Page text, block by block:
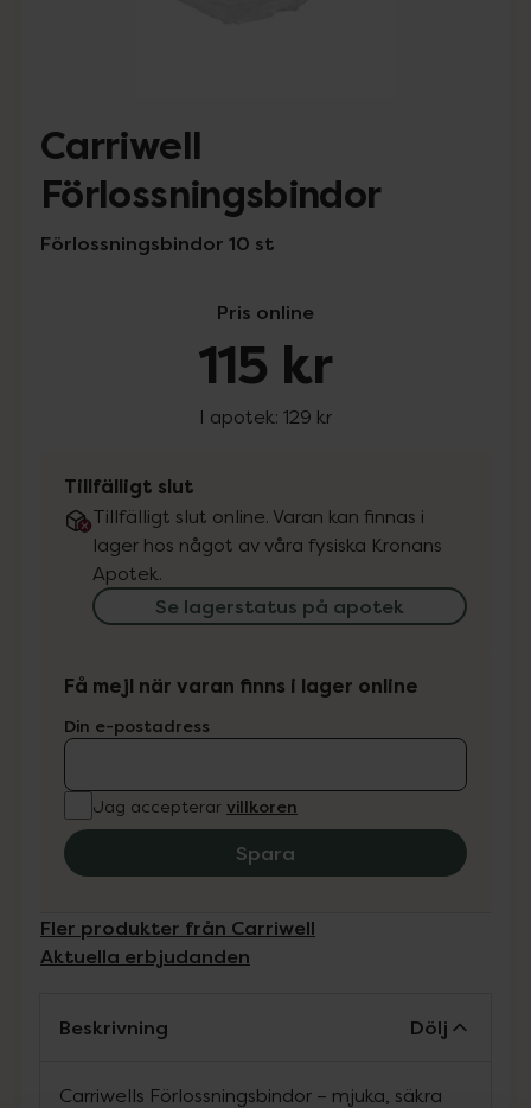
Carriwell
Förlossningsbindor
Förlossningsbindor 10 st
Pris online
115 kr
I apotek: 129 kr
Tillfälligt slut
Tillfälligt slut online. Varan kan finnas i
lager hos något av våra fysiska Kronans
Apotek.
Se lagerstatus på apotek
Få mejl när varan finns i lager online
Din e-postadress
Jag accepterar villkoren
Spara
Fler produkter från Carriwell
Aktuella erbjudanden
Beskrivning Dölj
Carriwells Förlossningsbindor – mjuka, säkra